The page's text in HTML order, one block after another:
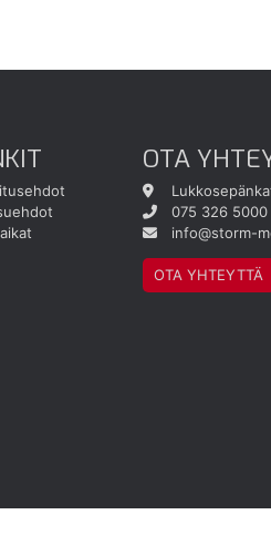
OTA
075 326 5000
info@storm-
OTA YHTEYTTÄ